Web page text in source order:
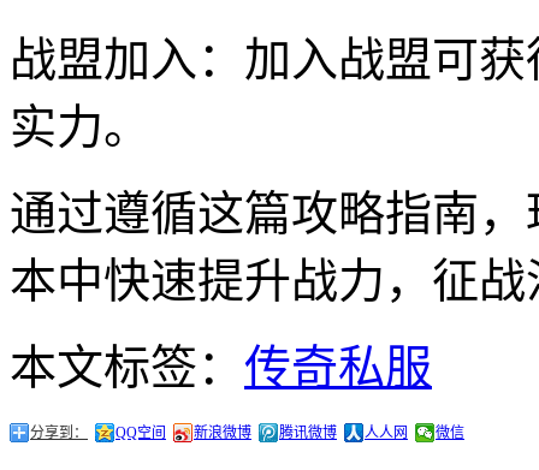
战盟加入：加入战盟可
实力。
通过遵循这篇攻略指南
本中快速提升战力，征
本文标签： 传奇私服
分享到： QQ空间 新浪微博 腾讯微博 人人网 微信